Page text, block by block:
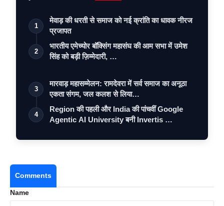
1
मेवाड़ की धरती से समाज को नई क्रांति का धावक नीरज
प्रजापत
2
भारतीय एमेच्योर बॉक्सिंग महासंघ की आम सभा में उमेश
सिंह को बड़ी ज़िम्मेदारी, …
3
मारवाड़ महासम्मेलन: रामदेवरा में सर्व समाज का अनूठा
एकता संगम, जल कलश से लिया…
4
Region की पहली और India की पांचवीं Google
Agentic AI University बनी Invertis …
Comments
Name